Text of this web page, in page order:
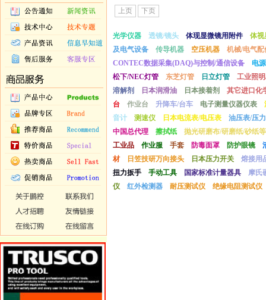
上页 下页
光学仪器 透镜/镜头 体现显微镜用附件
体视
及电气设备
传导机器 空压机器
机械/电气配
CONTEC数据采集(DAQ)与控制/通信设备
电
松下/NEC灯管
东芝灯管 日立灯管
工业照
溶解剂
日本润滑油 日本接着剂
其它进口化
台
作业台 升降车/台车 电子测量仪器仪表
音计
测速仪 日本电流表/电压表
油压表/压
中国总代理
擦拭纸
抛光研磨布/研磨纸/砂纸等
工业品
作业服 手套 防毒面罩 防护眼镜
材
日笠技研万向接头 日本压力开关
熔接用
扭力扳手
手动工具 国家标准计量器具
摩氏
仪
红外检测器 耐压测试仪 绝缘电阻测试仪